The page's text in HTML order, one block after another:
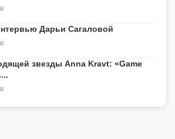
Дарьи Сагаловой
звезды Anna Kravt: «Game